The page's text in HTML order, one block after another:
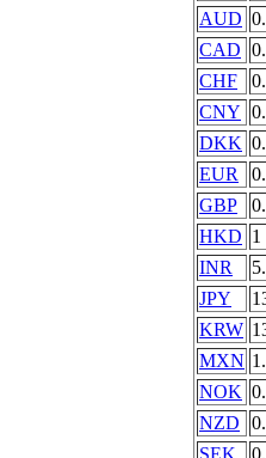
AUD
CAD
CHF
CNY
DKK
EUR
GBP
HKD 1
INR
JPY
KRW
MXN
NOK
NZD